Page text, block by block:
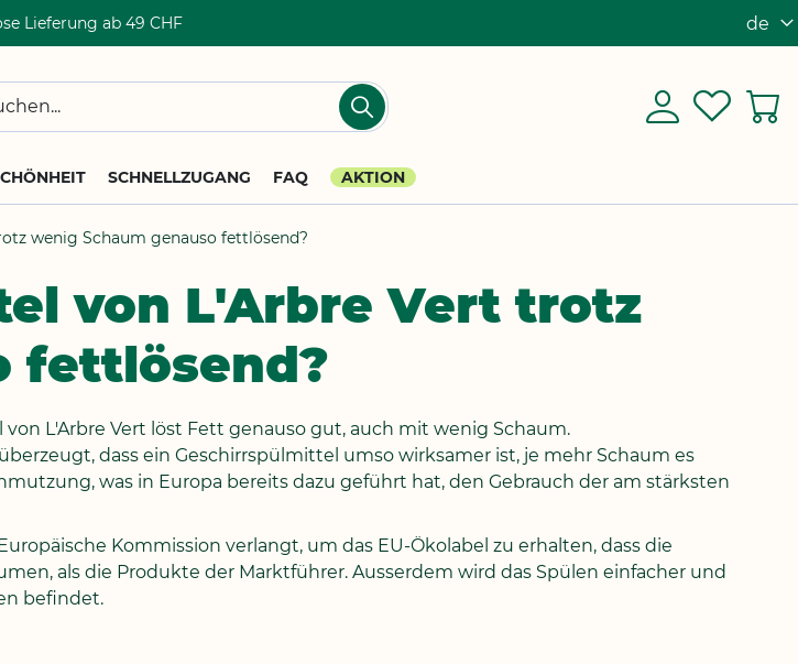
Lieferung ab 49 CHF de
Suchen
Mein
Konto
Einloggen
My
SCHNELLZUGANG FAQ AKTION
wenig Schaum genauso fettlösend?
von L'Arbre Vert trotz
fettlösend?
L'Arbre Vert löst Fett genauso gut, auch mit wenig Schaum.
dass ein Geschirrspülmittel umso wirksamer ist, je mehr Schaum es
was in Europa bereits dazu geführt hat, den Gebrauch der am stärksten
Kommission verlangt, um das EU-Ökolabel zu erhalten, dass die
als die Produkte der Marktführer. Ausserdem wird das Spülen einfacher und
befindet.